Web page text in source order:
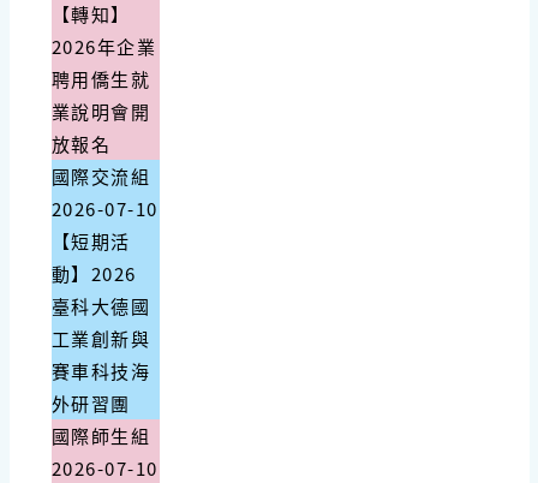
【轉知】
2026年企業
聘用僑生就
業說明會開
放報名
國際交流組
2026-07-10
【短期活
動】2026
臺科大德國
工業創新與
賽車科技海
外研習團
國際師生組
2026-07-10